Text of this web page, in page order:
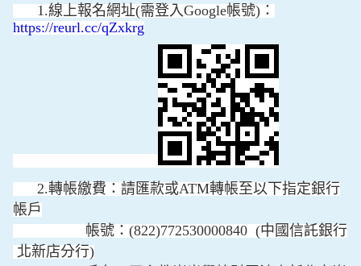
1.線上報名網址(需登入Google帳號)：
https://reurl.cc/qZxkrg
2.轉帳繳費：請匯款或ATM轉帳至以下指定銀行
帳戶
帳號：(822)772530000840 (中國信託銀行
北新店分行)